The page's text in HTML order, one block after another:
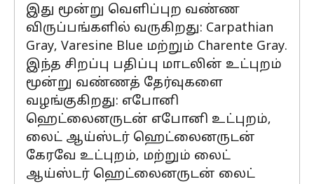
இது மூன்று வெளிப்புற வண்ண
விருப்பங்களில் வருகிறது: Carpathian
Gray, Varesine Blue மற்றும் Charente Gray.
இந்த சிறப்பு பதிப்பு மாடலின் உட்புறம்
மூன்று வண்ணத் தேர்வுகளை
வழங்குகிறது: எபோனி
ஹெட்லைனருடன் எபோனி உட்புறம்,
லைட் ஆய்ஸ்டர் ஹெட்லைனருடன்
கேரவே உட்புறம், மற்றும் லைட்
ஆய்ஸ்டர் ஹெட்லைனருடன் லைட்